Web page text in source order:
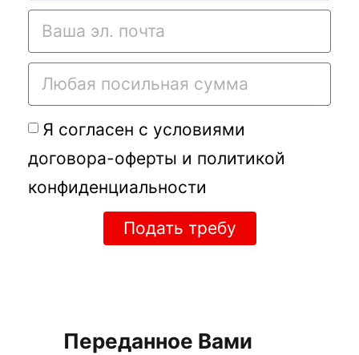
Я согласен с условиями
договора-оферты и политикой
конфиденциальности
Подать требу
Переданное Вами